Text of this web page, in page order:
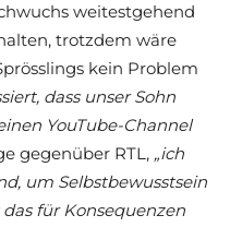
weitestgehend
trotzdem wäre
kein Problem
dass unser Sohn
YouTube-Channel
gegenüber RTL, „ich
um Selbstbewusstsein
für Konsequenzen